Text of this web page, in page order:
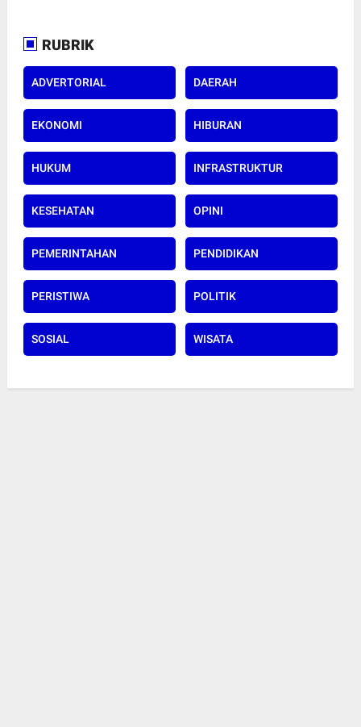
RUBRIK
ADVERTORIAL DAERAH
EKONOMI HIBURAN
HUKUM INFRASTRUKTUR
KESEHATAN OPINI
PEMERINTAHAN PENDIDIKAN
PERISTIWA POLITIK
SOSIAL WISATA